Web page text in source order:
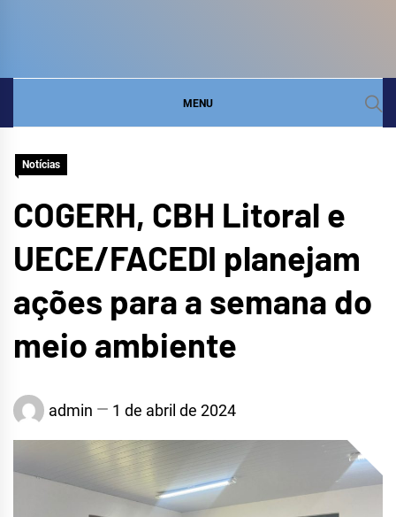
HIDROGRÁFICA DO
MENU
Notícias
COGERH, CBH Litoral e
UECE/FACEDI planejam
ações para a semana do
meio ambiente
admin 1 de abril de 2024